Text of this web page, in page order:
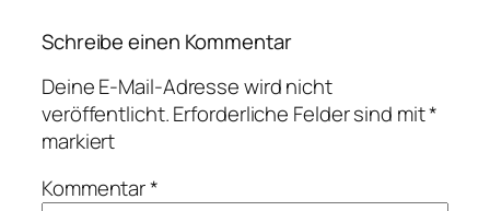
Schreibe einen Kommentar
Deine E-Mail-Adresse wird nicht
veröffentlicht.Erforderliche Felder sind mit*
markiert
Kommentar*